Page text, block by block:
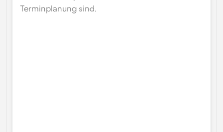
Terminplanung sind.